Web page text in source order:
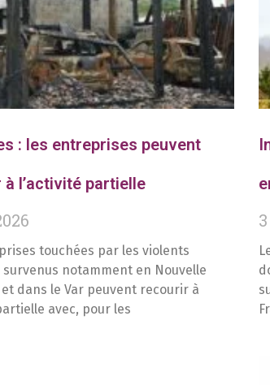
: les entreprises peuvent
l’activité partielle
touchées par les violents
notamment en Nouvelle
dans le Var peuvent recourir à
avec, pour les